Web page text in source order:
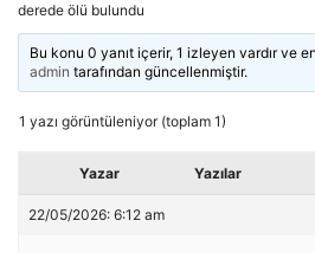
derede ölü bulundu
Bu konu 0 yanıt içerir, 1 izleyen vardır ve
admin tarafından güncellenmiştir.
1 yazı görüntüleniyor (toplam 1)
Yazar Yazılar
22/05/2026: 6:12 am